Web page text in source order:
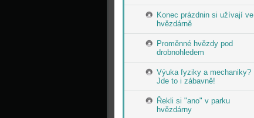
Konec prázdnin si užívají ve
hvězdárně
Proměnné hvězdy pod
drobnohledem
Výuka fyziky a mechaniky?
Jde to i zábavně!
Řekli si "ano" v parku
hvězdárny